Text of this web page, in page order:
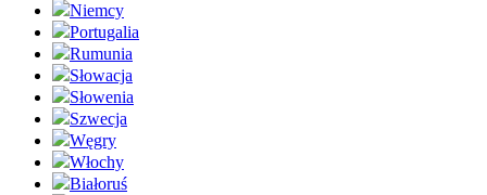
Niemcy
Portugalia
Rumunia
Słowacja
Słowenia
Szwecja
Węgry
Włochy
Białoruś